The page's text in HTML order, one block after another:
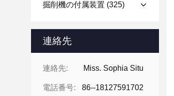
掘削機の付属装置 (325)
連絡先
連絡先: Miss. Sophia Situ
電話番号: 86--18127591702